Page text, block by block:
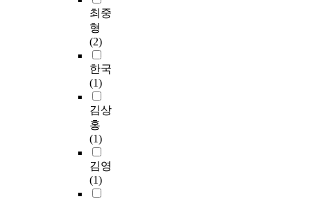
최중
형
(2)
한국
(1)
김상
홍
(1)
김영
(1)